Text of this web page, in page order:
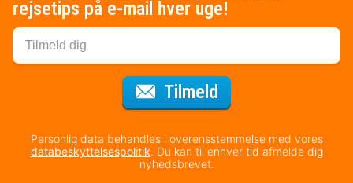
rejsetips på e-mail hver uge!
Tilmeld
Personlig data behandles i overensstemmelse med vores
databeskyttelsespolitik. Du kan til enhver tid afmelde dig
nyhedsbrevet.